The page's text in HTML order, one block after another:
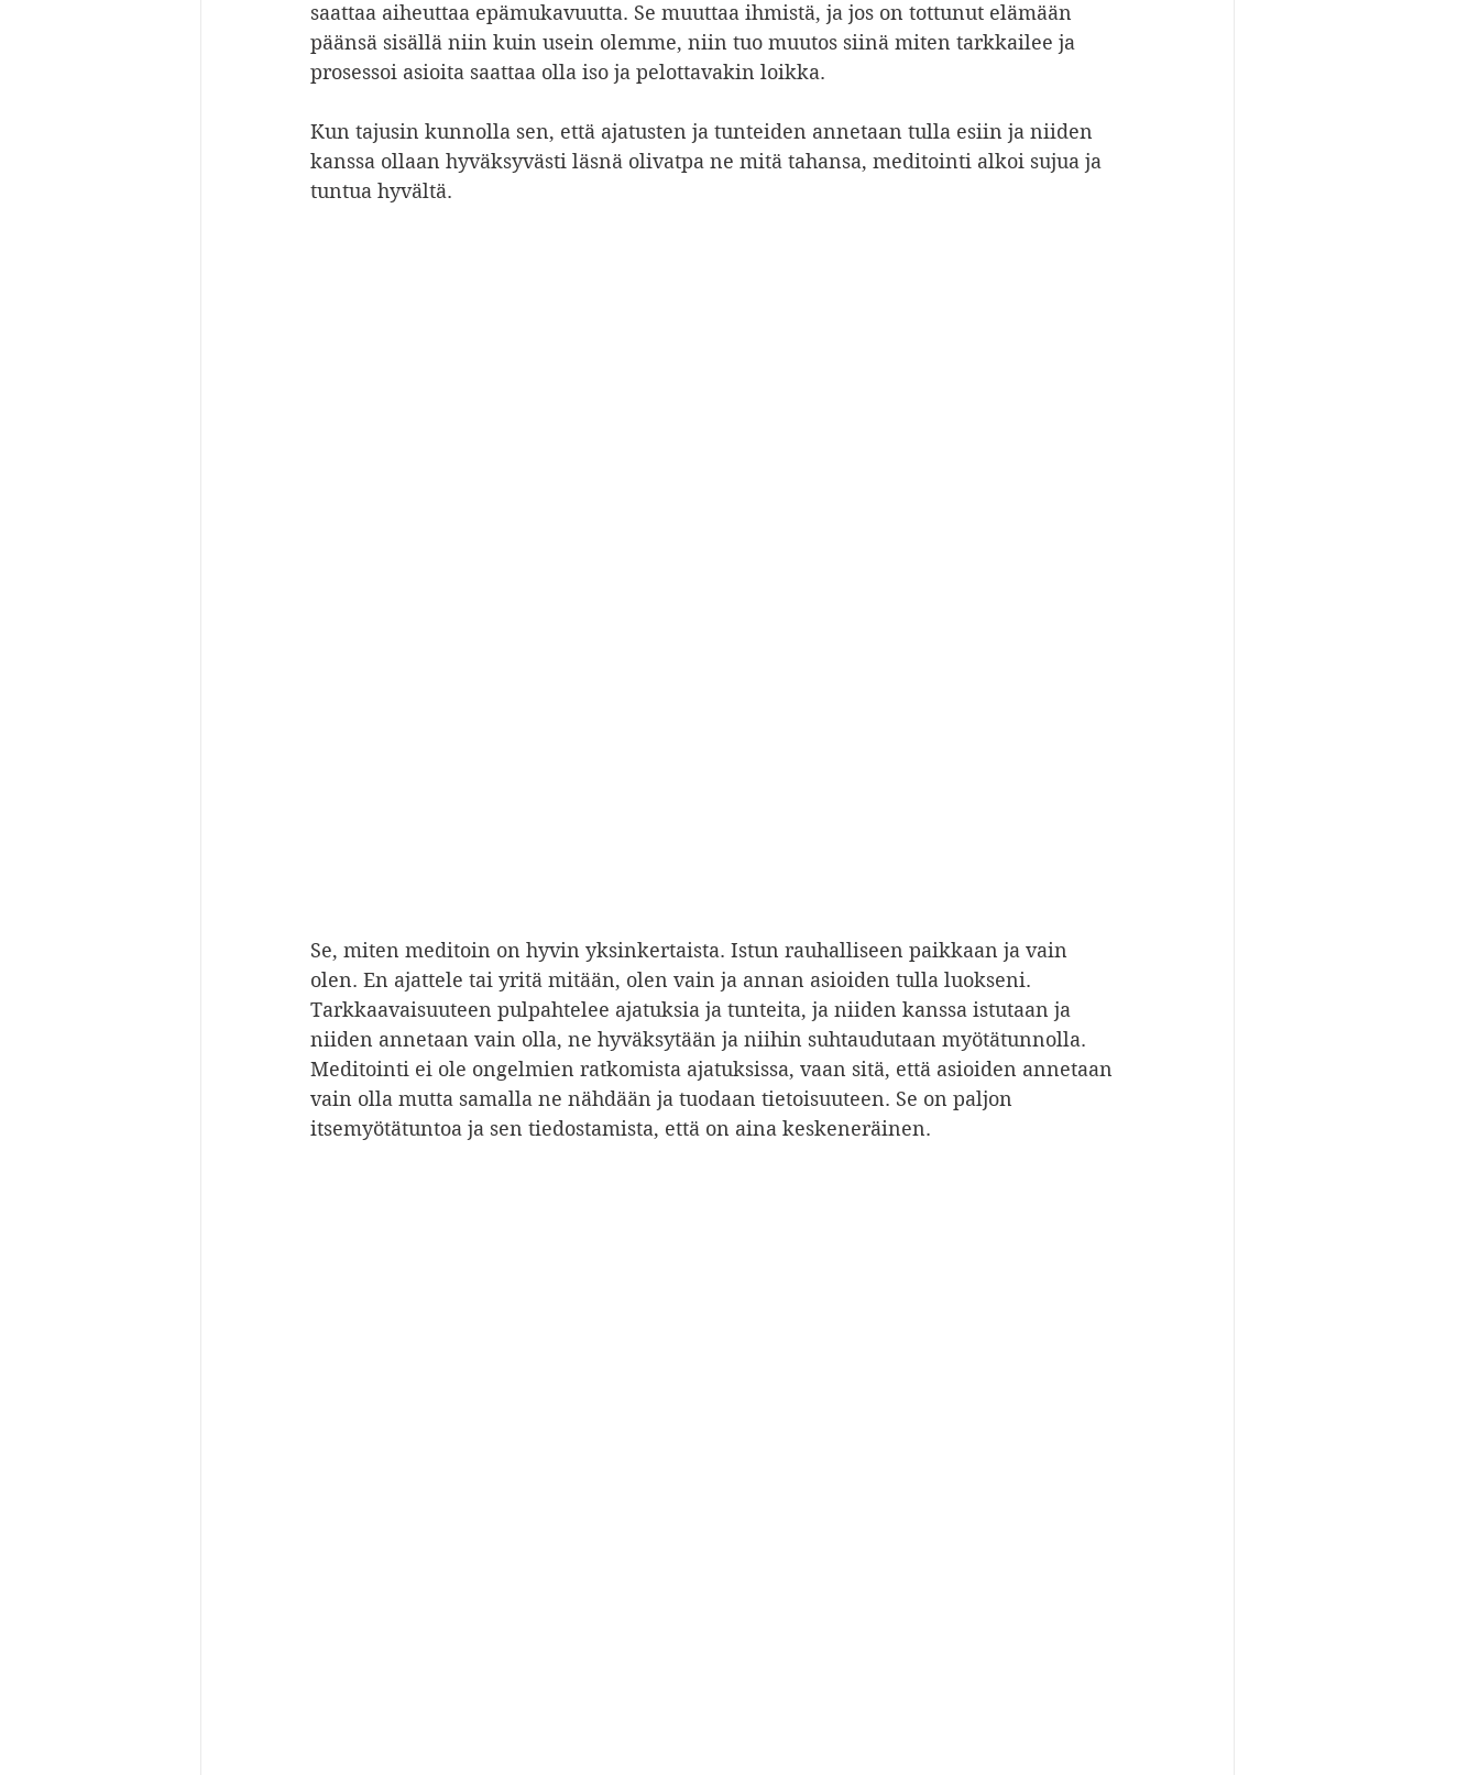
saattaa aiheuttaa epämukavuutta. Se muuttaa ihmistä, ja jos on tottunut elämään
päänsä sisällä niin kuin usein olemme, niin tuo muutos siinä miten tarkkailee ja
prosessoi asioita saattaa olla iso ja pelottavakin loikka.
Kun tajusin kunnolla sen, että ajatusten ja tunteiden annetaan tulla esiin ja niiden
kanssa ollaan hyväksyvästi läsnä olivatpa ne mitä tahansa, meditointi alkoi sujua ja
tuntua hyvältä.
Se, miten meditoin on hyvin yksinkertaista. Istun rauhalliseen paikkaan ja vain
olen. En ajattele tai yritä mitään, olen vain ja annan asioiden tulla luokseni.
Tarkkaavaisuuteen pulpahtelee ajatuksia ja tunteita, ja niiden kanssa istutaan ja
niiden annetaan vain olla, ne hyväksytään ja niihin suhtaudutaan myötätunnolla.
Meditointi ei ole ongelmien ratkomista ajatuksissa, vaan sitä, että asioiden annetaan
vain olla mutta samalla ne nähdään ja tuodaan tietoisuuteen. Se on paljon
itsemyötätuntoa ja sen tiedostamista, että on aina keskeneräinen.